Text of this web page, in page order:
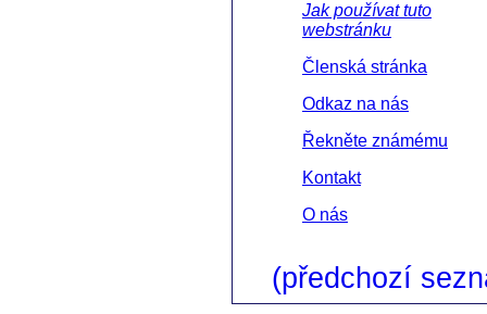
Jak používat tuto
webstránku
Členská stránka
Odkaz na nás
Řekněte známému
Kontakt
O nás
(předchozí